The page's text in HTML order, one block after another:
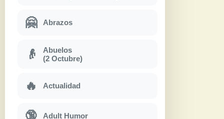
🤗 Abrazos
👴
Abuelos
(2 Octubre)
🔥 Actualidad
🔞 Adult Humor